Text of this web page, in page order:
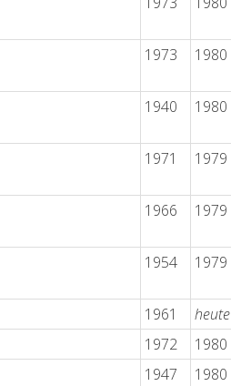
1973 1980
1940 1980
1971 1979
1966 1979
1954 1979
1961
heute
1972
1980
1947 1980